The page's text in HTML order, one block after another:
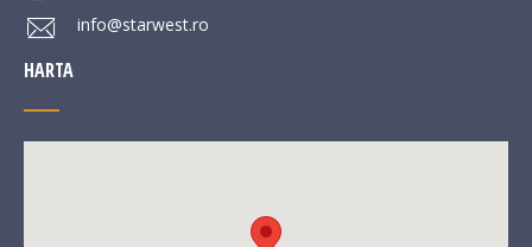
info@starwest.ro
HARTA